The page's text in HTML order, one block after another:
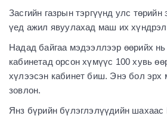
Засгийн газрын тэргүүнд улс
үед ажил явуулахад маш их
Надад байгаа мэдээллээр өөрийх нь
кабинетад орсон хүмүүс 100 хувь
хүлээсэн кабинет биш. Энэ бол эрх
зовлон.
Янз бүрийн бүлэглэлүүдийн